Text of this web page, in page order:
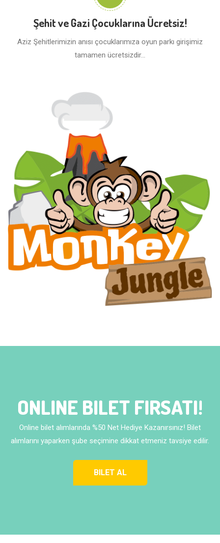
Şehit ve Gazi Çocuklarına Ücretsiz!
Aziz Şehitlerimizin anısı çocuklarımıza oyun parkı girişimiz
tamamen ücretsizdir...
ONLINE BILET FIRSATI!
Online bilet alımlarında %50 Net Hediye Kazanırsınız! Bilet
alımlarını yaparken şube seçimine dikkat etmeniz tavsiye edilir.
BILET AL